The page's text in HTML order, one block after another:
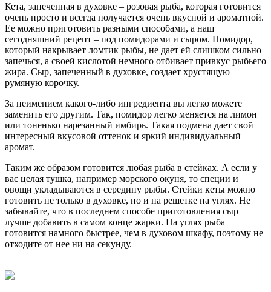
Кета, запеченная в духовке – розовая рыба, которая готовится
очень просто и всегда получается очень вкусной и ароматной.
Ее можно приготовить разными способами, а наш
сегодняшний рецепт – под помидорами и сыром. Помидор,
который накрывает ломтик рыбы, не дает ей слишком сильно
запечься, а своей кислотой немного отбивает привкус рыбьего
жира. Сыр, запеченный в духовке, создает хрустящую
румяную корочку.
За неимением какого-либо ингредиента вы легко можете
заменить его другим. Так, помидор легко меняется на лимон
или тоненько нарезанный имбирь. Такая подмена дает свой
интересный вкусовой оттенок и яркий индивидуальный
аромат.
Таким же образом готовится любая рыба в стейках. А если у
вас целая тушка, например морского окуня, то специи и
овощи укладываются в середину рыбы. Стейки кеты можно
готовить не только в духовке, но и на решетке на углях. Не
забывайте, что в последнем способе приготовления сыр
лучше добавить в самом конце жарки. На углях рыба
готовится намного быстрее, чем в духовом шкафу, поэтому не
отходите от нее ни на секунду.